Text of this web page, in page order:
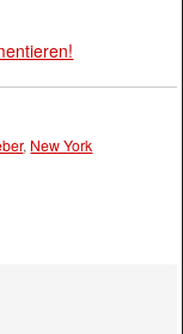
, New York